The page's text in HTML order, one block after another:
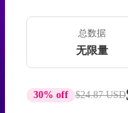
总数据
无限量
30% off $24.87 USD